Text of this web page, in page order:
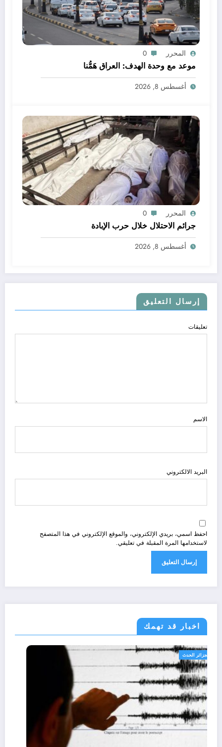
المحرر 0
موعد مع وحدة الهدف: العراق هَمُّنا
أغسطس 8, 2026
المحرر 0
جرائم الاحتلال خلال حرب الإبادة
أغسطس 8, 2026
إرسال التعليق
تعليقات
الاسم
البريد الالكتروني
احفظ اسمي، بريدي الإلكتروني، والموقع الإلكتروني في هذا المتصفح
لاستخدامها المرة المقبلة في تعليقي.
اخبار قد تهمك
الجزائر الحدث